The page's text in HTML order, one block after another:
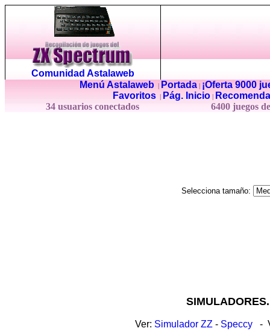
Comunidad Astalaweb
Menú Astalaweb| Portada|
¡Oferta 9000
Favoritos
Pág. Inicio
34 usuarios conectados
6400 juegos
Selecciona tamaño:
Ver: Simulador ZZ - Speccy -